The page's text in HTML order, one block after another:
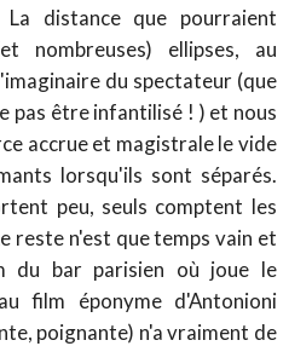
distance que pourraient
nombreuses) ellipses, au
du spectateur (que
pas être infantilisé ! ) et nous
accrue et magistrale le vide
lorsqu'ils sont séparés.
peu, seuls comptent les
reste n'est que temps vain et
du bar parisien où joue le
film éponyme d'Antonioni
poignante) n'a vraiment de